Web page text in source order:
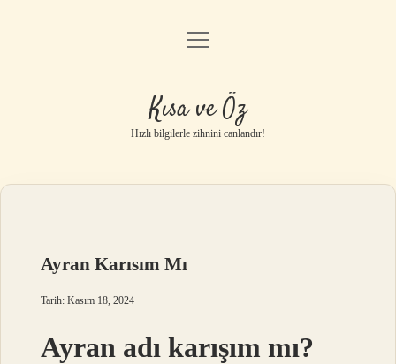
Anasayfa
Gizlilik Politikası
Yasal Uyarı
menüyü
Kısa ve Öz
Hızlı bilgilerle zihnini canlandır!
Ayran Karısım Mı
Tarih: Kasım 18, 2024
Ayran adı karışım mı?